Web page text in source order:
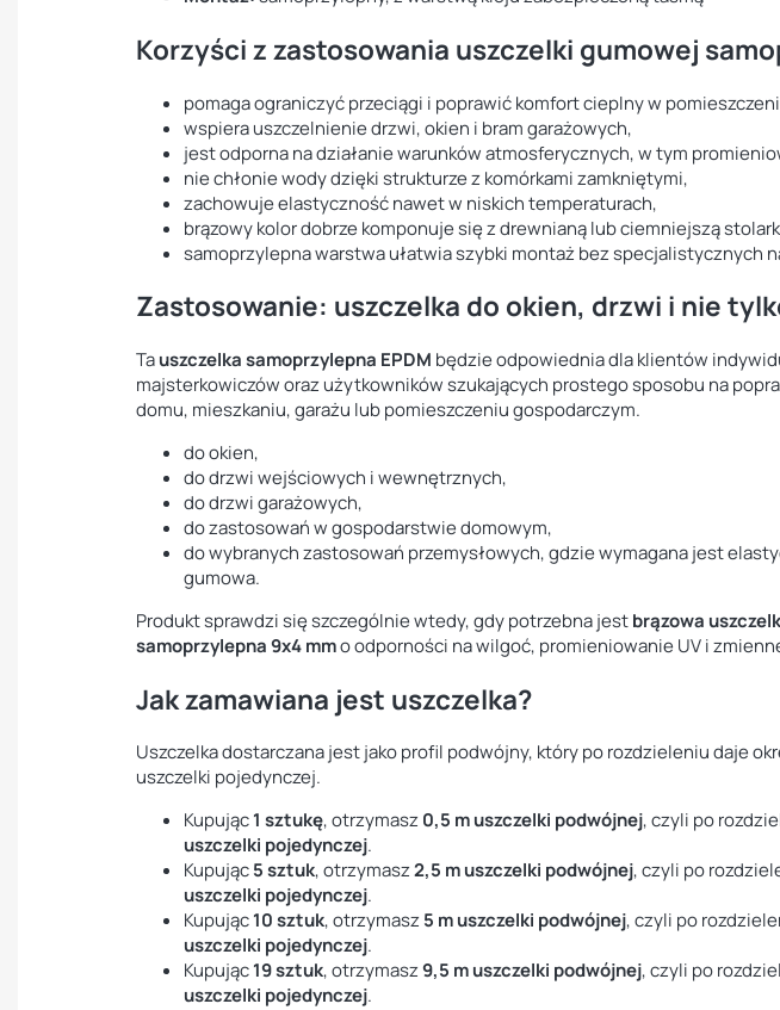
Korzyści z zastosowania uszczelki gumowej
pomaga ograniczyć przeciągi i poprawić komfort cieplny w
wspiera uszczelnienie drzwi, okien i bram garażowych,
jest odporna na działanie warunków atmosferycznych, w tym
nie chłonie wody dzięki strukturze z komórkami zamkniętymi,
zachowuje elastyczność nawet w niskich temperaturach,
brązowy kolor dobrze komponuje się z drewnianą lub ciemniejszą
samoprzylepna warstwa ułatwia szybki montaż bez specjalistycznych
Zastosowanie: uszczelka do okien, drzwi i nie
Tauszczelka samoprzylepna EPDM będzie odpowiednia dla klientów
majsterkowiczów oraz użytkowników szukających prostego sposobu na
domu, mieszkaniu, garażu lub pomieszczeniu gospodarczym.
do okien,
do drzwi wejściowych i wewnętrznych,
do drzwi garażowych,
do zastosowań w gospodarstwie domowym,
do wybranych zastosowań przemysłowych, gdzie wymagana jest
gumowa.
Produkt sprawdzi się szczególnie wtedy, gdy potrzebna jestbrązowa
samoprzylepna 9x4 mmo odporności na wilgoć, promieniowanie UV i
Jak zamawiana jest uszczelka?
Uszczelka dostarczana jest jako profil podwójny, który po rozdzieleniu daje
uszczelki pojedynczej.
Kupując1 sztukę, otrzymasz0,5 m uszczelki podwójnej, czyli po
uszczelki pojedynczej.
Kupując5 sztuk, otrzymasz2,5 m uszczelki podwójnej, czyli po
uszczelki pojedynczej.
Kupując10 sztuk, otrzymasz5 m uszczelki podwójnej, czyli po
uszczelki pojedynczej.
Kupując19 sztuk, otrzymasz9,5 m uszczelki podwójnej, czyli po
uszczelki pojedynczej.